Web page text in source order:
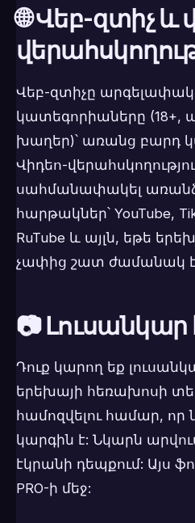
🌐 Վեբ-զտիչ և
Վեբ-զտիչը
կատեգորիաները (18+,
խաղեր)՝ առանց բարդ
Վիդեո-
սահմանափակել
հարթակներ՝ YouTube,
RuTube և այլն, եթե
չափից շատ ժամանակ է
📷
Դուք կարող եք
երեխայի հեռախոսի
համոզվելու համար, որ
կարգին է: Նկարն
էկրանի դեպքում: Այս
PRO-ի մեջ: